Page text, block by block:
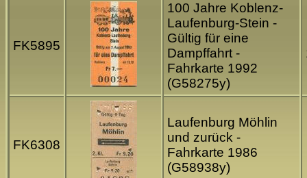
FK5895
100 Jahre Koblenz-
Laufenburg-Stein -
Gültig für eine
Dampffahrt -
Fahrkarte 1992
(G58275y)
FK6308
Laufenburg Möhlin
und zurück -
Fahrkarte 1986
(G58938y)